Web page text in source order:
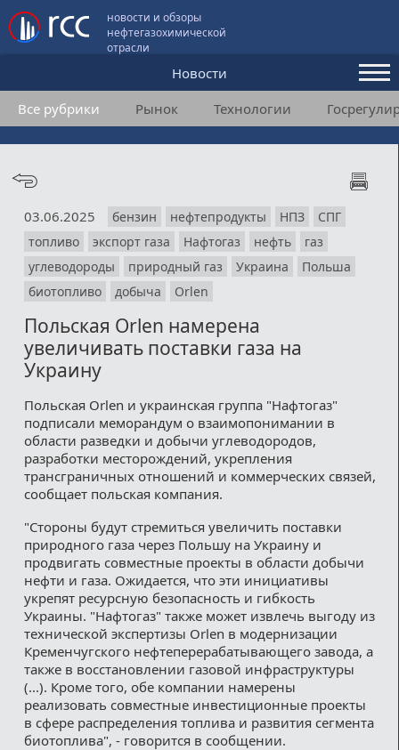
новости и обзоры
нефтегазохимической
отрасли
Новости
Аналитика и мнения
Конференции
Подписка
Пользовательское соглашение
Медиакит
Все рубрики Рынок Технологии
03.06.2025 бензин нефтепродукты НПЗ
СПГ
топливо
экспорт газа Нафтогаз нефть
газ
углеводороды
природный газ Украина
Польша
биотопливо
добыча Orlen
Польская Orlen намерена
увеличивать поставки газа на
Украину
Польская Orlen и украинская группа "Нафтогаз"
подписали меморандум о взаимопонимании в
области разведки и добычи углеводородов,
разработки месторождений, укрепления
трансграничных отношений и коммерческих связей,
сообщает польская компания.
"Стороны будут стремиться увеличить поставки
природного газа через Польшу на Украину и
продвигать совместные проекты в области добычи
нефти и газа. Ожидается, что эти инициативы
укрепят ресурсную безопасность и гибкость
Украины. "Нафтогаз" также может извлечь выгоду из
технической экспертизы Orlen в модернизации
Кременчугского нефтеперерабатывающего завода, а
также в восстановлении газовой инфраструктуры
(...). Кроме того, обе компании намерены
реализовать совместные инвестиционные проекты
в сфере распределения топлива и развития сегмента
биотоплива", - говорится в сообщении.